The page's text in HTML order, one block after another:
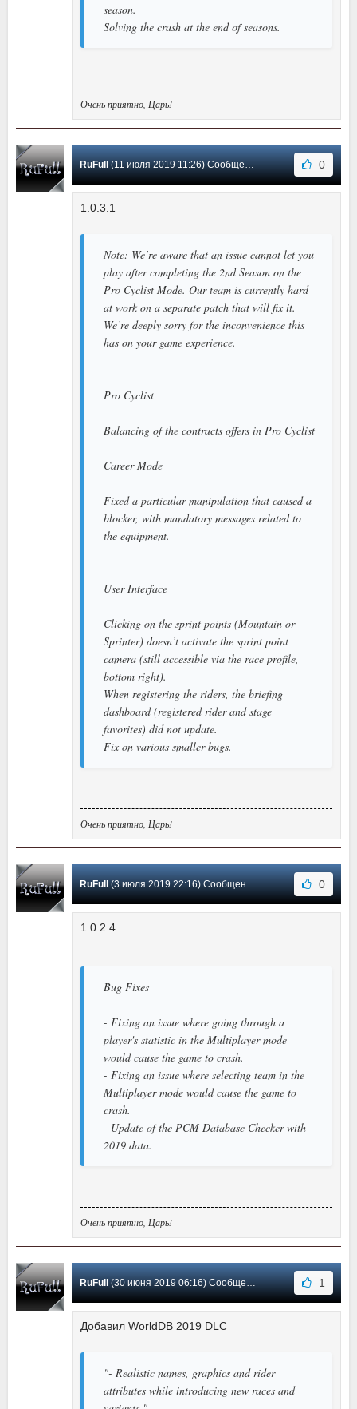
season.
Solving the crash at the end of seasons.
Очень приятно, Царь!
RuFull(11 июля 2019 11:26) Сообщение #2 0
1.0.3.1
Note: We’re aware that an issue cannot let you
play after completing the 2nd Season on the
Pro Cyclist Mode. Our team is currently hard
at work on a separate patch that will fix it.
We’re deeply sorry for the inconvenience this
has on your game experience.
Pro Cyclist
Balancing of the contracts offers in Pro Cyclist
Career Mode
Fixed a particular manipulation that caused a
blocker, with mandatory messages related to
the equipment.
User Interface
Clicking on the sprint points (Mountain or
Sprinter) doesn’t activate the sprint point
camera (still accessible via the race profile,
bottom right).
When registering the riders, the briefing
dashboard (registered rider and stage
favorites) did not update.
Fix on various smaller bugs.
Очень приятно, Царь!
RuFull(3 июля 2019 22:16) Сообщение #1 0
1.0.2.4
Bug Fixes
- Fixing an issue where going through a
player's statistic in the Multiplayer mode
would cause the game to crash.
- Fixing an issue where selecting team in the
Multiplayer mode would cause the game to
crash.
- Update of the PCM Database Checker with
2019 data.
Очень приятно, Царь!
RuFull(30 июня 2019 06:16) Сообщение #0 1
Добавил WorldDB 2019 DLC
"- Realistic names, graphics and rider
attributes while introducing new races and